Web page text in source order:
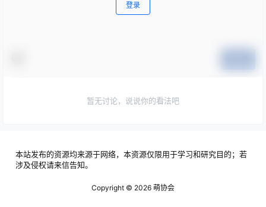
登录
暂无讨论，说说你的看法吧
本站发布的资源均来源于网络，本资源仅限用于学习和研究目的；若
涉及侵权请来信告知。
Copyright © 2026 萌协会